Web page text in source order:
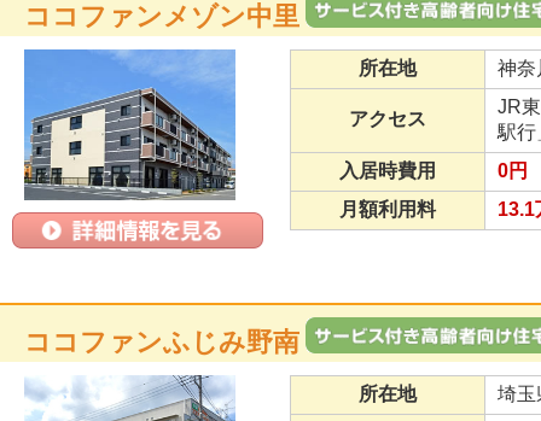
ココファンメゾン中里
所在地 神奈
アクセス
JR
駅
入居時費用
0円
月額利用料
13.1
ココファンふじみ野南
所在地
埼玉